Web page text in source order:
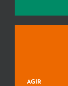
AGIR